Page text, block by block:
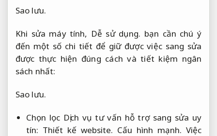
Sao lưu.
Khi sửa máy tính, Dễ sử dụng. bạn cần chú ý
đến một số chi tiết để giữ được việc sang sửa
được thực hiện đúng cách và tiết kiệm ngân
sách nhất:
Sao lưu.
Chọn lọc Dịch vụ tư vấn hỗ trợ sang sửa uy
tín: Thiết kế website. Cấu hình mạnh. Việc